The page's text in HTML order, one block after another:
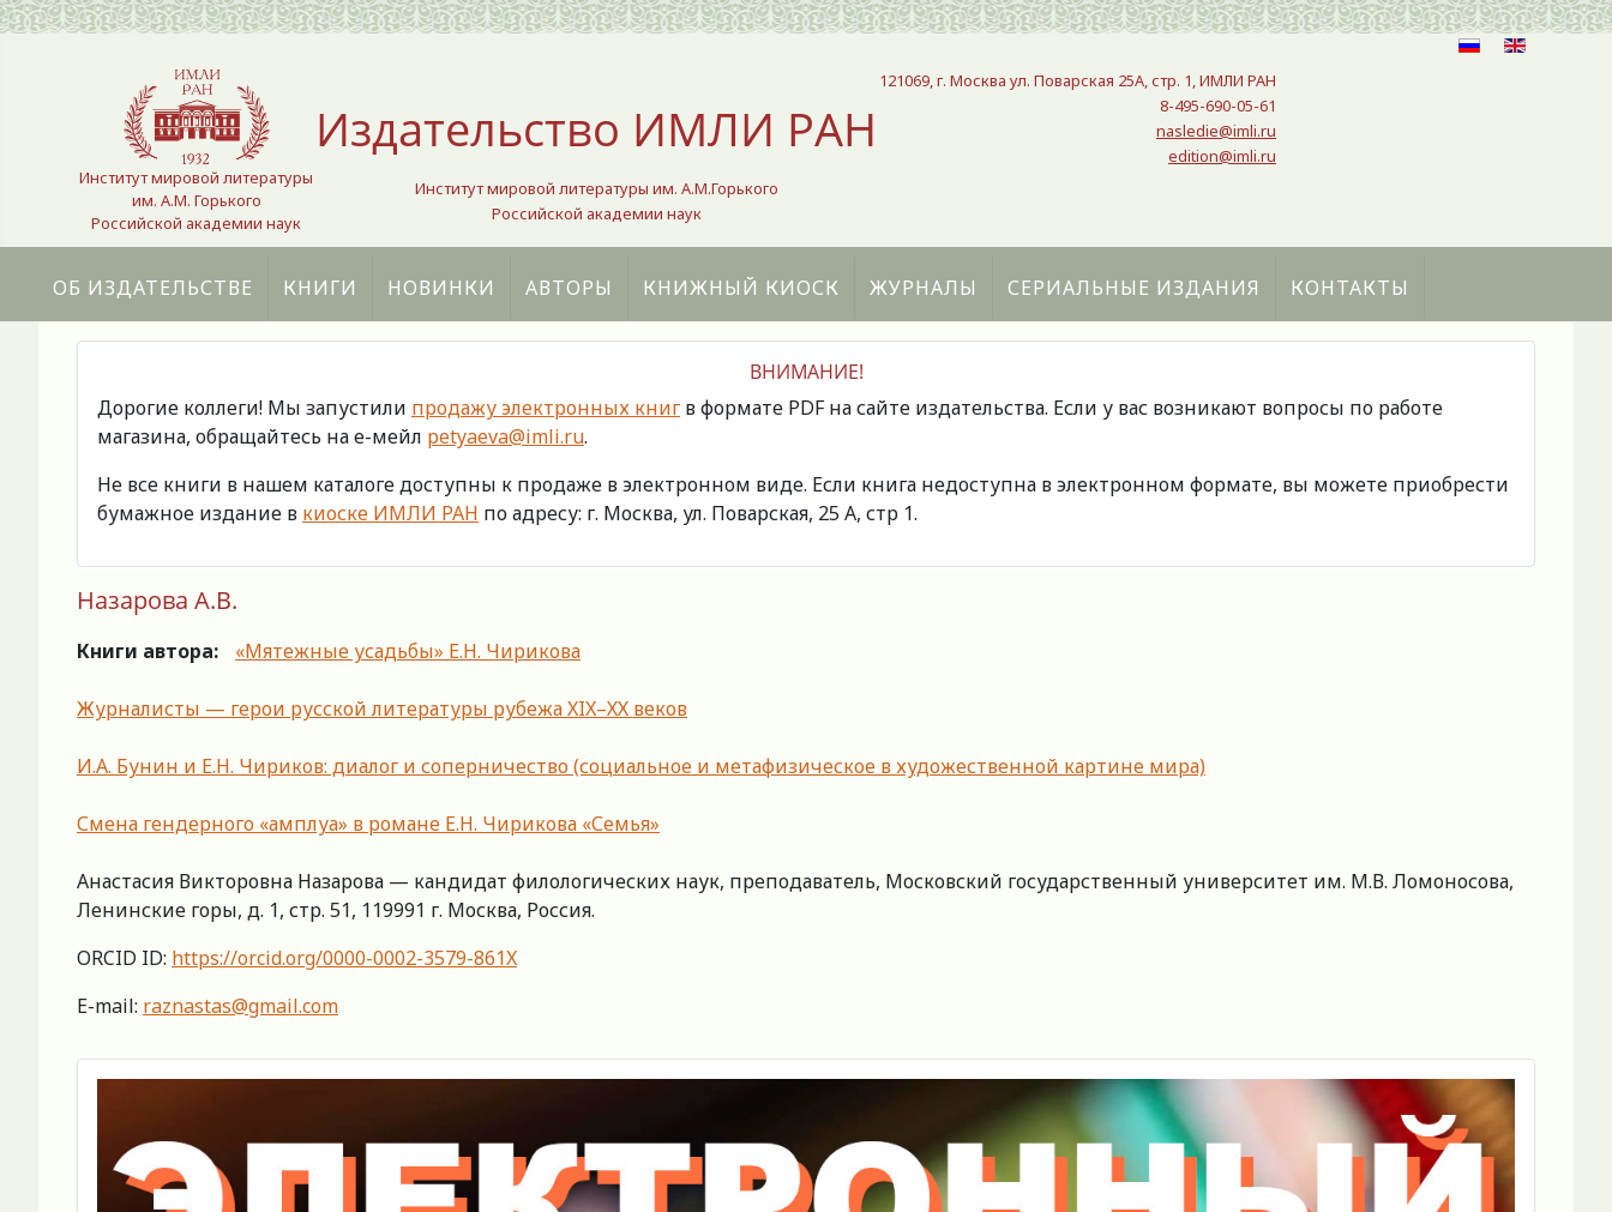
Выберите язык
Институт мировой литературы
им. А.М. Горького
Российской академии наук
Издательство ИМЛИ РАН
Институт мировой литературы им. А.М.Горького
Российской академии наук
121069, г. Москва ул. Поварская 25A, стр. 1, ИМЛИ РАН
8-495-690-05-61
nasledie@imli.ru
edition@imli.ru
ОБ ИЗДАТЕЛЬСТВЕ КНИГИ НОВИНКИ АВТОРЫ КНИЖНЫЙ КИОСК ЖУРНАЛЫ СЕРИАЛЬНЫЕ ИЗДАНИЯ КОНТАКТЫ
ВНИМАНИЕ!
Дорогие коллеги! Мы запустили продажу электронных книг в формате PDF на сайте издательства. Если у вас возникают вопросы по работе
магазина, обращайтесь на е-мейл petyaeva@imli.ru.
Не все книги в нашем каталоге доступны к продаже в электронном виде. Если книга недоступна в электронном формате, вы можете приобрести
бумажное издание в киоске ИМЛИ РАН по адресу: г. Москва, ул. Поварская, 25 А, стр 1.
Назарова А.В.
Книги автора: «Мятежные усадьбы» Е.Н. Чирикова
Журналисты — герои русской литературы рубежа XIX–ХХ веков
И.А. Бунин и Е.Н. Чириков: диалог и соперничество (социальное и метафизическое в художественной картине мира)
Смена гендерного «амплуа» в романе Е.Н. Чирикова «Семья»
Анастасия Викторовна Назарова — кандидат филологических наук, преподаватель, Московский государственный университет им. М.В. Ломоносова,
Ленинские горы, д. 1, стр. 51, 119991 г. Москва, Россия.
ORCID ID: https://orcid.org/0000-0002-3579-861X
E-mail: raznastas@gmail.com